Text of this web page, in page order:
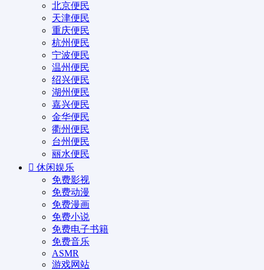
北京便民
天津便民
重庆便民
杭州便民
宁波便民
温州便民
绍兴便民
湖州便民
嘉兴便民
金华便民
衢州便民
台州便民
丽水便民
休闲娱乐
免费影视
免费动漫
免费漫画
免费小说
免费电子书籍
免费音乐
ASMR
游戏网站